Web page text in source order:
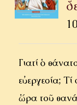
Γιατί ὁ
εὐεργεσία;
ὥρα τοῦ